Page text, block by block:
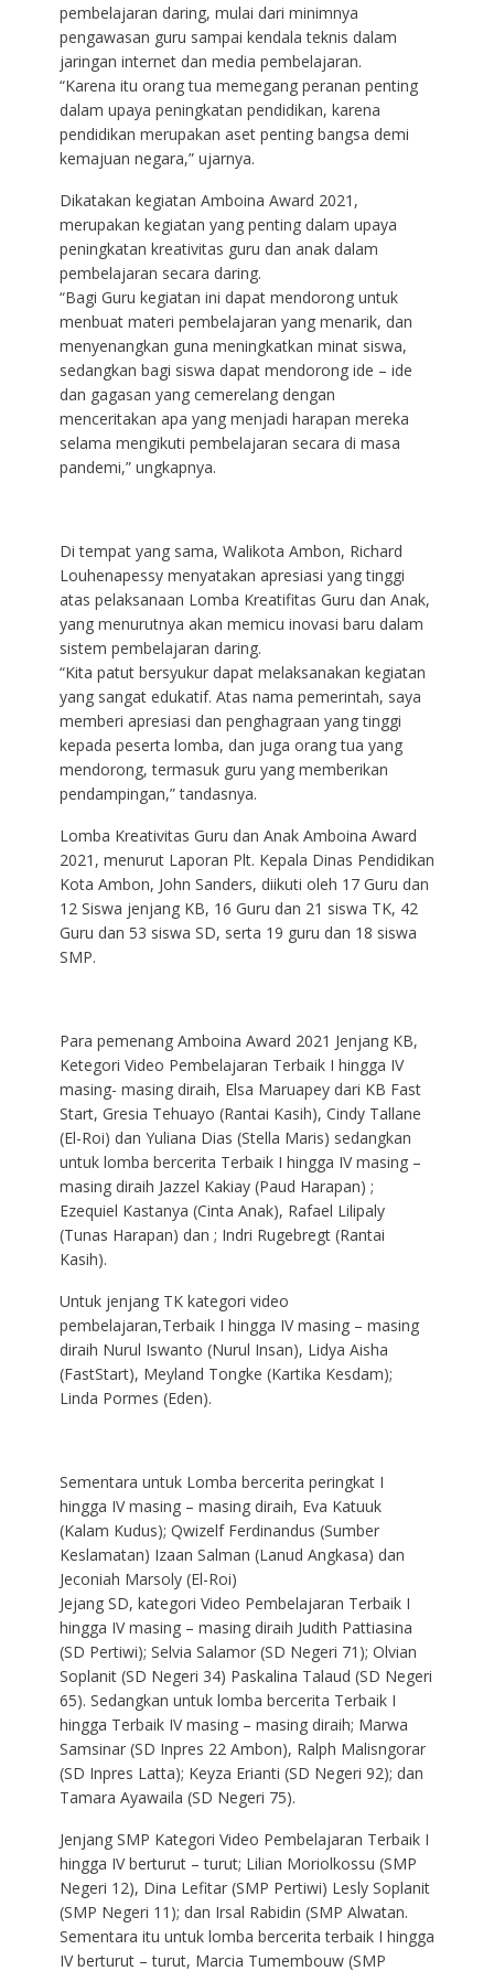
pembelajaran daring, mulai dari minimnya
pengawasan guru sampai kendala teknis dalam
jaringan internet dan media pembelajaran.
“Karena itu orang tua memegang peranan penting
dalam upaya peningkatan pendidikan, karena
pendidikan merupakan aset penting bangsa demi
kemajuan negara,” ujarnya.
Dikatakan kegiatan Amboina Award 2021,
merupakan kegiatan yang penting dalam upaya
peningkatan kreativitas guru dan anak dalam
pembelajaran secara daring.
“Bagi Guru kegiatan ini dapat mendorong untuk
menbuat materi pembelajaran yang menarik, dan
menyenangkan guna meningkatkan minat siswa,
sedangkan bagi siswa dapat mendorong ide – ide
dan gagasan yang cemerelang dengan
menceritakan apa yang menjadi harapan mereka
selama mengikuti pembelajaran secara di masa
pandemi,” ungkapnya.
Di tempat yang sama, Walikota Ambon, Richard
Louhenapessy menyatakan apresiasi yang tinggi
atas pelaksanaan Lomba Kreatifitas Guru dan Anak,
yang menurutnya akan memicu inovasi baru dalam
sistem pembelajaran daring.
“Kita patut bersyukur dapat melaksanakan kegiatan
yang sangat edukatif. Atas nama pemerintah, saya
memberi apresiasi dan penghagraan yang tinggi
kepada peserta lomba, dan juga orang tua yang
mendorong, termasuk guru yang memberikan
pendampingan,” tandasnya.
Lomba Kreativitas Guru dan Anak Amboina Award
2021, menurut Laporan Plt. Kepala Dinas Pendidikan
Kota Ambon, John Sanders, diikuti oleh 17 Guru dan
12 Siswa jenjang KB, 16 Guru dan 21 siswa TK, 42
Guru dan 53 siswa SD, serta 19 guru dan 18 siswa
SMP.
Para pemenang Amboina Award 2021 Jenjang KB,
Ketegori Video Pembelajaran Terbaik I hingga IV
masing- masing diraih, Elsa Maruapey dari KB Fast
Start, Gresia Tehuayo (Rantai Kasih), Cindy Tallane
(El-Roi) dan Yuliana Dias (Stella Maris) sedangkan
untuk lomba bercerita Terbaik I hingga IV masing –
masing diraih Jazzel Kakiay (Paud Harapan) ;
Ezequiel Kastanya (Cinta Anak), Rafael Lilipaly
(Tunas Harapan) dan ; Indri Rugebregt (Rantai
Kasih).
Untuk jenjang TK kategori video
pembelajaran,Terbaik I hingga IV masing – masing
diraih Nurul Iswanto (Nurul Insan), Lidya Aisha
(FastStart), Meyland Tongke (Kartika Kesdam);
Linda Pormes (Eden).
Sementara untuk Lomba bercerita peringkat I
hingga IV masing – masing diraih, Eva Katuuk
(Kalam Kudus); Qwizelf Ferdinandus (Sumber
Keslamatan) Izaan Salman (Lanud Angkasa) dan
Jeconiah Marsoly (El-Roi)
Jejang SD, kategori Video Pembelajaran Terbaik I
hingga IV masing – masing diraih Judith Pattiasina
(SD Pertiwi); Selvia Salamor (SD Negeri 71); Olvian
Soplanit (SD Negeri 34) Paskalina Talaud (SD Negeri
65). Sedangkan untuk lomba bercerita Terbaik I
hingga Terbaik IV masing – masing diraih; Marwa
Samsinar (SD Inpres 22 Ambon), Ralph Malisngorar
(SD Inpres Latta); Keyza Erianti (SD Negeri 92); dan
Tamara Ayawaila (SD Negeri 75).
Jenjang SMP Kategori Video Pembelajaran Terbaik I
hingga IV berturut – turut; Lilian Moriolkossu (SMP
Negeri 12), Dina Lefitar (SMP Pertiwi) Lesly Soplanit
(SMP Negeri 11); dan Irsal Rabidin (SMP Alwatan.
Sementara itu untuk lomba bercerita terbaik I hingga
IV berturut – turut, Marcia Tumembouw (SMP